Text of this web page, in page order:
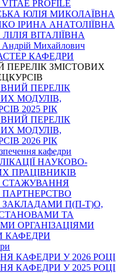
PROFILE
ЮЛІЯ МИКОЛАЇВНА
ІРИНА АНАТОЛІЇВНА
ВІТАЛІЇВНА
Андрій Михайлович
КАФЕДРИ
ПЕРЕЛІК ЗМІСТОВИХ
ПЕРЕЛІК
МОДУЛІВ,
2025 РІК
ПЕРЕЛІК
МОДУЛІВ,
2026 РІК
кафедри
НАУКОВО-
ПРАЦІВНИКІВ
СТАЖУВАННЯ
ЗАКЛАДАМИ П(П-Т)О,
ТА
ОРГАНІЗАЦІЯМИ
КАФЕДРИ
КАФЕДРИ У 2026 РОЦІ
КАФЕДРИ У 2025 РОЦІ